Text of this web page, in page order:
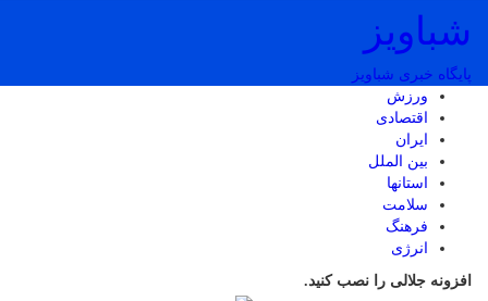
شباویز
پایگاه خبری شباویز
ورزش
اقتصادی
ایران
بین الملل
استانها
سلامت
فرهنگ
انرژی
افزونه جلالی را نصب کنید.